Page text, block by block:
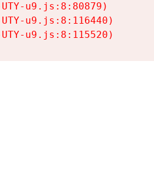
u9.js:8:80879)
u9.js:8:116440)
u9.js:8:115520)